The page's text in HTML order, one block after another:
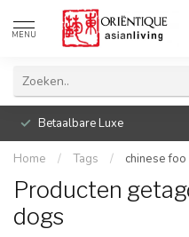
MENU
Betaalbare Luxe
Home / Tags / chinese
Producten
dogs